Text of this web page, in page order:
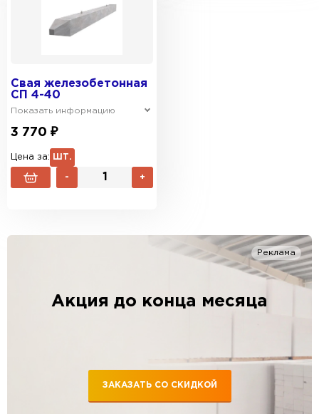
Свая железобетонная
СП 4-40
Показать информацию
3 770 ₽
Цена за: ШТ.
- +
Реклама
Акция до конца месяца
ЗАКАЗАТЬ СО СКИДКОЙ